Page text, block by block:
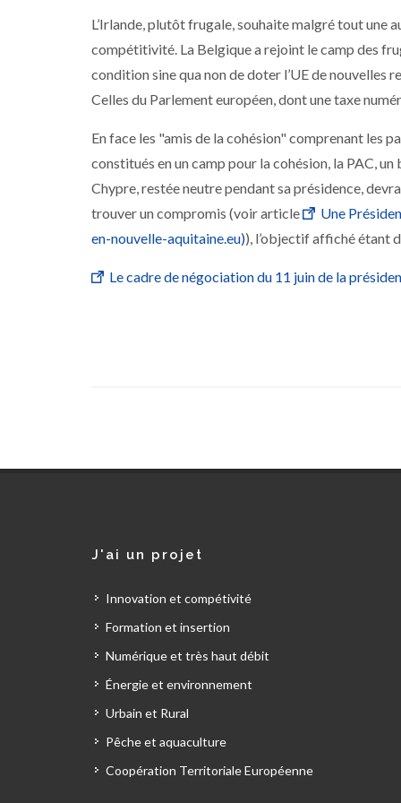
L’Irlande, plutôt frugale, souhaite malgré tout une
compétitivité. La Belgique a rejoint le camp des
condition sine qua non de doter l’UE de nouvelles
Celles du Parlement européen, dont une taxe
En face les "amis de la cohésion" comprenant les
constitués en un camp pour la cohésion, la PAC,
Chypre, restée neutre pendant sa présidence,
trouver un compromis (voir article
Une
en-nouvelle-aquitaine.eu)), l’objectif affiché étant
Le cadre de négociation du 11 juin de la
J'ai un projet
Innovation et compétivité
Formation et insertion
Numérique et très haut débit
Énergie et environnement
Urbain et Rural
Pêche et aquaculture
Coopération Territoriale Européenne